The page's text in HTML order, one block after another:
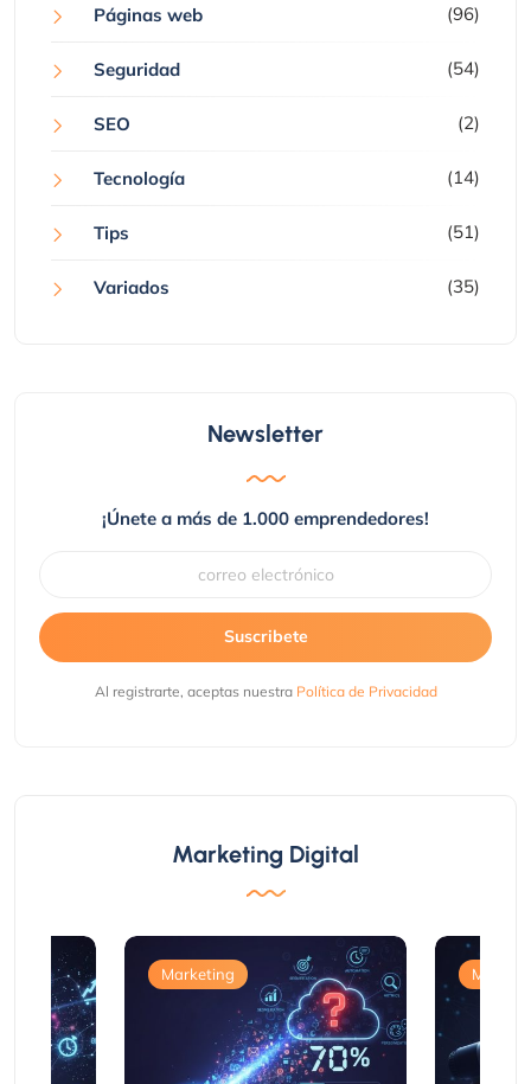
Páginas web (96)
Seguridad (54)
SEO (2)
Tecnología (14)
Tips (51)
Variados (35)
Newsletter
¡Únete a más de 1.000 emprendedores!
Suscribete
Al registrarte, aceptas nuestra Política de Privacidad
Marketing Digital
Marketing